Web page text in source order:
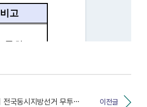
이전글
제9회 전국동시지방선거 무투표 공고